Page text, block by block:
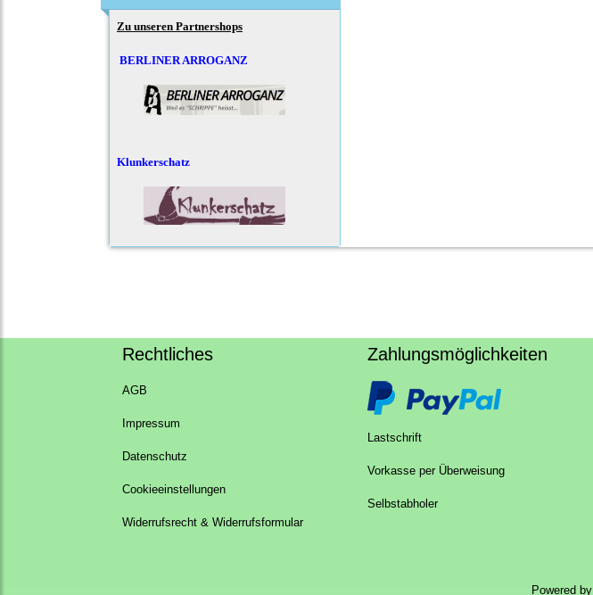
Zu unseren Partnershops
BERLINER ARROGANZ
Klunkerschatz
Rechtliches
AGB
Impressum
Datenschutz
Cookieeinstellungen
Widerrufsrecht & Widerrufsformular
Zahlungsmöglichkeiten
Lastschrift
Vorkasse per Überweisung
Selbstabholer
Powered by